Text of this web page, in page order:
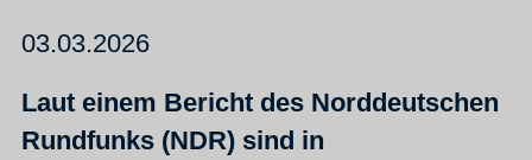
03.03.2026
Laut einem Bericht des Norddeutschen
Rundfunks (NDR) sind in